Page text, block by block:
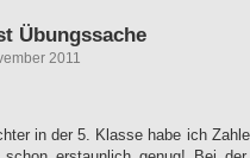
Übungssache
2011
in der 5. Klasse habe ich